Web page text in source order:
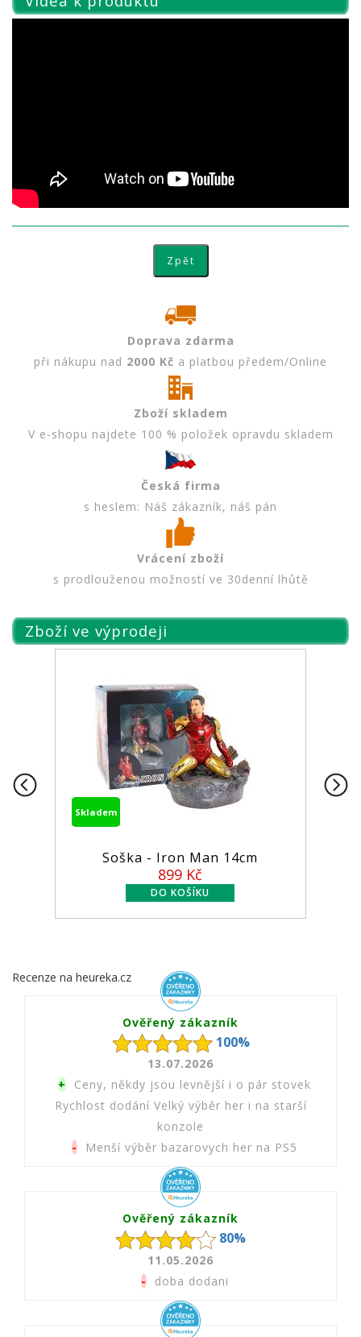
Doprava zdarma
při nákupu nad 2000 Kč a platbou předem/Online
Zboží skladem
V e-shopu najdete 100 % položek opravdu skladem
Česká firma
s heslem: Náš zákazník, náš pán
Vrácení zboží
s prodlouženou možností ve 30denní lhůtě
Zboží ve výprodeji
Skladem
Soška - Iron Man 14cm
899 Kč
Recenze na heureka.cz
Ověřený zákazník
100%
13.07.2026
+ Ceny, někdy jsou levnější i o pár stovek
Rychlost dodání Velký výběr her i na starší
konzole
- Menší výběr bazarovych her na PS5
Ověřený zákazník
80%
11.05.2026
-doba dodani